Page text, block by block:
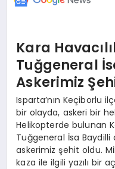
Kara
Tuğgeneral
Askerimiz
Isparta’nın Keçiborlu
bir olayda, askeri bir
Helikopterde bulunan
Tuğgeneral İsa
askerimiz şehit oldu.
kaza ile ilgili yazılı bir